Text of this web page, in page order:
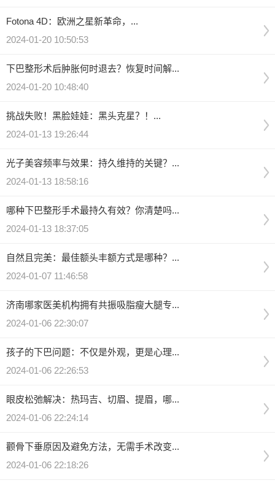
Fotona 4D：欧洲之星新革命，...
2024-01-20 10:50:53
下巴整形术后肿胀何时退去？恢复时间解...
2024-01-20 10:48:40
挑战失败！黑脸娃娃：黑头克星？！...
2024-01-13 19:26:44
光子美容频率与效果：持久维持的关键？...
2024-01-13 18:58:16
哪种下巴整形手术最持久有效？你清楚吗...
2024-01-13 18:37:05
自然且完美：最佳额头丰额方式是哪种？...
2024-01-07 11:46:58
济南哪家医美机构拥有共振吸脂瘦大腿专...
2024-01-06 22:30:07
孩子的下巴问题：不仅是外观，更是心理...
2024-01-06 22:26:53
眼皮松弛解决：热玛吉、切眉、提眉，哪...
2024-01-06 22:24:14
颧骨下垂原因及避免方法，无需手术改变...
2024-01-06 22:18:26